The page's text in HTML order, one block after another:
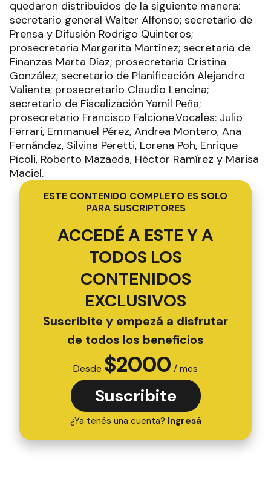
quedaron distribuidos de la siguiente manera:
secretario general Walter Alfonso; secretario de
Prensa y Difusión Rodrigo Quinteros;
prosecretaria Margarita Martínez; secretaria de
Finanzas Marta Díaz; prosecretaria Cristina
González; secretario de Planificación Alejandro
Valiente; prosecretario Claudio Lencina;
secretario de Fiscalización Yamil Peña;
prosecretario Francisco Falcione.Vocales: Julio
Ferrari, Emmanuel Pérez, Andrea Montero, Ana
Fernández, Silvina Peretti, Lorena Poh, Enrique
Pícoli, Roberto Mazaeda, Héctor Ramírez y Marisa
Maciel.
ESTE CONTENIDO COMPLETO ES SOLO
PARA SUSCRIPTORES
ACCEDÉ A ESTE Y A
TODOS LOS
CONTENIDOS
EXCLUSIVOS
Suscribite y empezá a disfrutar
de todos los beneficios
Desde $2000 / mes
Suscribite
¿Ya tenés una cuenta? Ingresá